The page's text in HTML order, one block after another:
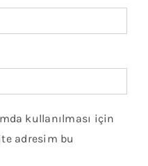
kullanılması için
adresim bu